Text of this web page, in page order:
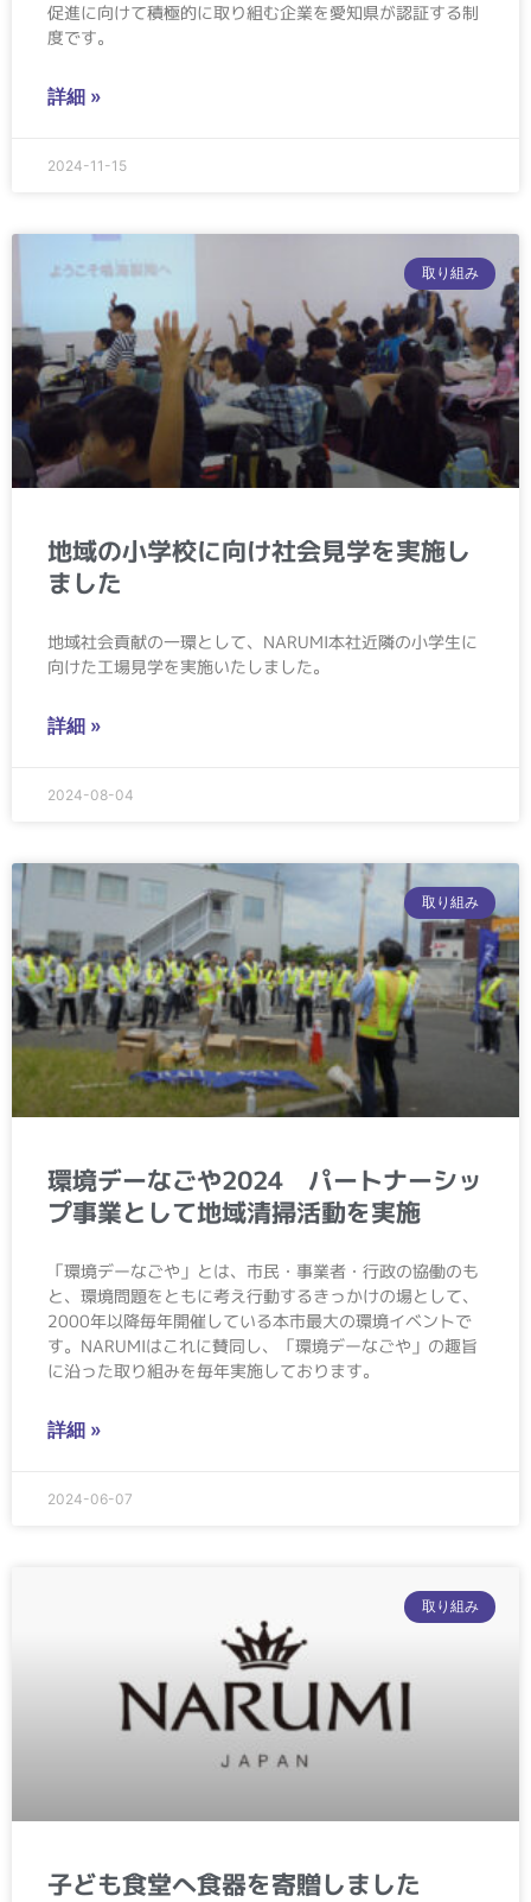
促進に向けて積極的に取り組む企業を愛知県が認証する制
度です。
詳細 »
2024-11-15
取り組み
地域の小学校に向け社会見学を実施し
ました
地域社会貢献の一環として、NARUMI本社近隣の小学生に
向けた工場見学を実施いたしました。
詳細 »
2024-08-04
取り組み
環境デーなごや2024 パートナーシッ
プ事業として地域清掃活動を実施
「環境デーなごや」とは、市民・事業者・行政の協働のも
と、環境問題をともに考え行動するきっかけの場として、
2000年以降毎年開催している本市最大の環境イベントで
す。NARUMIはこれに賛同し、「環境デーなごや」の趣旨
に沿った取り組みを毎年実施しております。
詳細 »
2024-06-07
取り組み
子ども食堂へ食器を寄贈しました